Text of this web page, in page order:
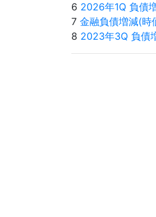
6 2026年1Q 負債
7 金融負債増減(時
8 2023年3Q 負債